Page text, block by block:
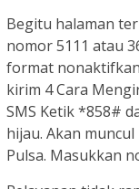
Begitu halaman
nomor 5111 atau
format nonaktifkan
kirim 4 Cara
SMS Ketik *858#
hijau. Akan
Pulsa. Masukkan